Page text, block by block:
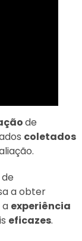
de
coletados
a obter
a experiência
eficazes.